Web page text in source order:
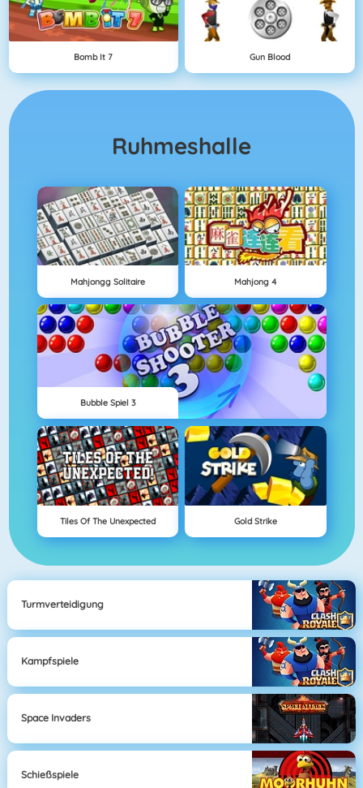
Bomb It 7 Gun Blood
Ruhmeshalle
Mahjongg Solitaire Mahjong 4
Bubble Spiel 3
Tiles Of The Unexpected Gold Strike
Turmverteidigung
Kampfspiele
Space Invaders
Schießspiele